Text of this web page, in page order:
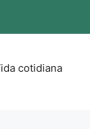
cotidiana